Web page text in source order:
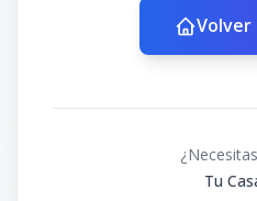
Volver
Tu